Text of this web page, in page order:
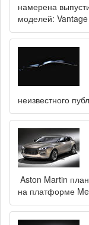
намерена
моделей:
неизвестного
Aston Martin
на платформе